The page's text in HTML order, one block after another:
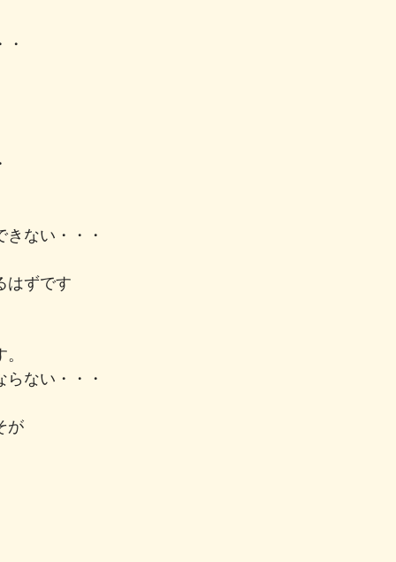
ない・・・
はずです
ない・・・
が